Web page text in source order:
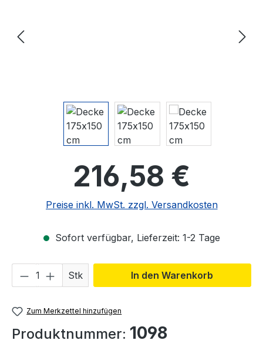
Regulärer
216,58 €
Preise inkl. MwSt. zzgl. Versandkosten
Sofort verfügbar, Lieferzeit: 1-2 Tage
Produkt Anzahl: Gib den
Stk In den Warenkorb
Zum Merkzettel hinzufügen
Produktnummer: 1098